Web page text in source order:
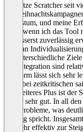
Ich nutze Scratcher seit
für
Wachstum, und meine
Auch wenn ich das Tool
als äusserst zuverlässig
Grad an
auf unterschiedliche
und Integration sind
Plattform lässt sich sehr
allem bei zeitkritischen
Ein weiteres Plus ist
immer sehr gut. In all
oder Probleme, was
Lösung spricht.
und sehr effektiv zur